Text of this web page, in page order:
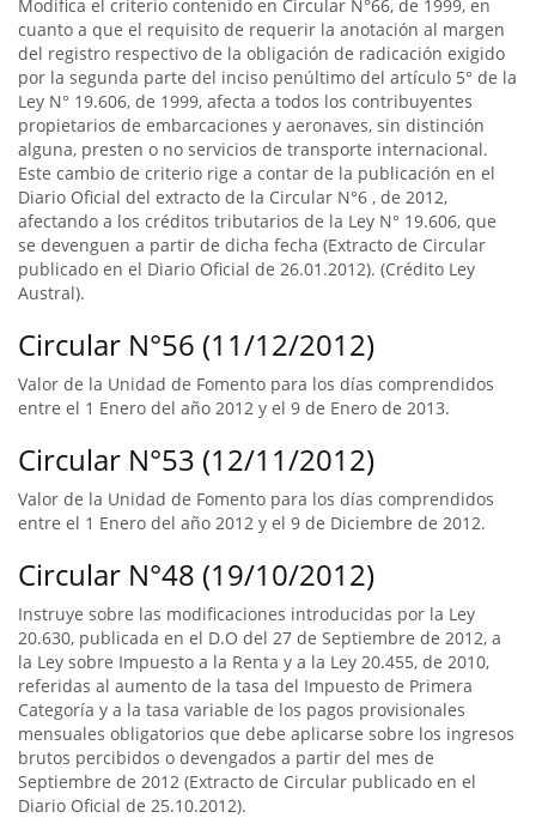
Modifica el criterio contenido en Circular N°66, de 1999, en
cuanto a que el requisito de requerir la anotación al margen
del registro respectivo de la obligación de radicación exigido
por la segunda parte del inciso penúltimo del artículo 5° de la
Ley N° 19.606, de 1999, afecta a todos los contribuyentes
propietarios de embarcaciones y aeronaves, sin distinción
alguna, presten o no servicios de transporte internacional.
Este cambio de criterio rige a contar de la publicación en el
Diario Oficial del extracto de la Circular N°6 , de 2012,
afectando a los créditos tributarios de la Ley N° 19.606, que
se devenguen a partir de dicha fecha (Extracto de Circular
publicado en el Diario Oficial de 26.01.2012). (Crédito Ley
Austral).
Circular N°56 (11/12/2012)
Valor de la Unidad de Fomento para los días comprendidos
entre el 1 Enero del año 2012 y el 9 de Enero de 2013.
Circular N°53 (12/11/2012)
Valor de la Unidad de Fomento para los días comprendidos
entre el 1 Enero del año 2012 y el 9 de Diciembre de 2012.
Circular N°48 (19/10/2012)
Instruye sobre las modificaciones introducidas por la Ley
20.630, publicada en el D.O del 27 de Septiembre de 2012, a
la Ley sobre Impuesto a la Renta y a la Ley 20.455, de 2010,
referidas al aumento de la tasa del Impuesto de Primera
Categoría y a la tasa variable de los pagos provisionales
mensuales obligatorios que debe aplicarse sobre los ingresos
brutos percibidos o devengados a partir del mes de
Septiembre de 2012 (Extracto de Circular publicado en el
Diario Oficial de 25.10.2012).